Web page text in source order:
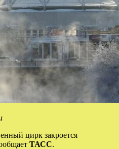
цирк закроется
ТАСС.